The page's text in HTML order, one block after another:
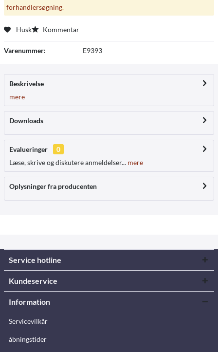
forhandlersøgning.
Husk Kommentar
Varenummer: E9393
Beskrivelse
mere
Downloads
Evalueringer
0
Læse, skrive og diskutere anmeldelser... mere
Oplysninger fra producenten
Service hotline
Kundeservice
Information
Servicevilkår
åbningstider